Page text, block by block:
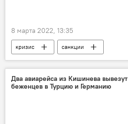
8 марта 2022, 13:35
кризис санкции
Два авиарейса из Кишинева вывезут
беженцев в Турцию и Германию